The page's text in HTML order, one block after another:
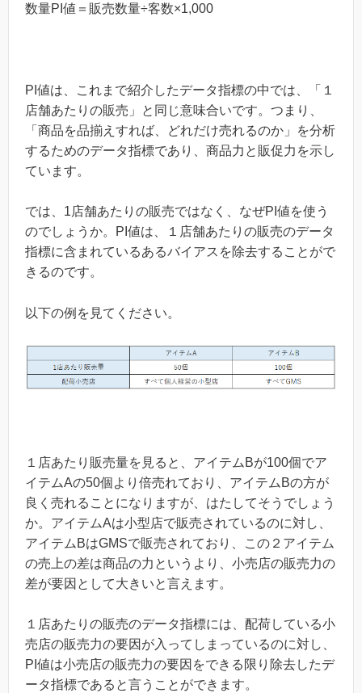
数量PI値＝販売数量÷客数×1,000
PI値は、これまで紹介したデータ指標の中では、「１
店舗あたりの販売」と同じ意味合いです。つまり、
「商品を品揃えすれば、どれだけ売れるのか」を分析
するためのデータ指標であり、商品力と販促力を示し
ています。
では、1店舗あたりの販売ではなく、なぜPI値を使う
のでしょうか。PI値は、１店舗あたりの販売のデータ
指標に含まれているあるバイアスを除去することがで
きるのです。
以下の例を見てください。
１店あたり販売量を見ると、アイテムBが100個でア
イテムAの50個より倍売れており、アイテムBの方が
良く売れることになりますが、はたしてそうでしょう
か。アイテムAは小型店で販売されているのに対し、
アイテムBはGMSで販売されており、この２アイテム
の売上の差は商品の力というより、小売店の販売力の
差が要因として大きいと言えます。
１店あたりの販売のデータ指標には、配荷している小
売店の販売力の要因が入ってしまっているのに対し、
PI値は小売店の販売力の要因をできる限り除去したデ
ータ指標であると言うことができます。